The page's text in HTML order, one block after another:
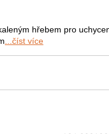
hřebem pro
...číst více